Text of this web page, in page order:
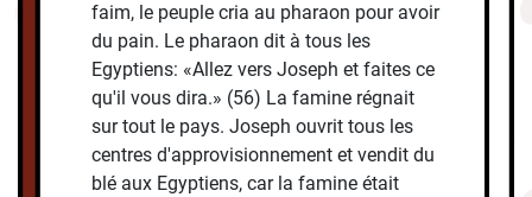
faim, le peuple cria au pharaon pour avoir
du pain. Le pharaon dit à tous les
Egyptiens: «Allez vers Joseph et faites ce
qu'il vous dira.» (56) La famine régnait
sur tout le pays. Joseph ouvrit tous les
centres d'approvisionnement et vendit du
blé aux Egyptiens, car la famine était